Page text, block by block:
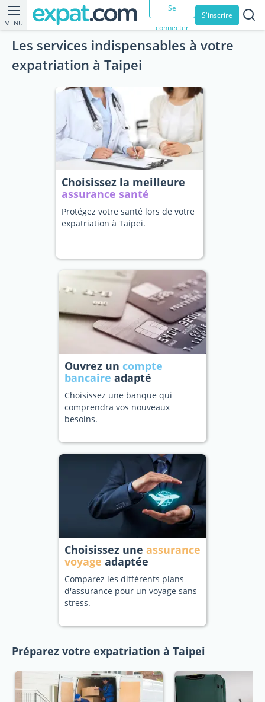
MENU
Se
connecter
S'inscrire
Les services indispensables à votre
expatriation à Taipei
Choisissez la meilleure
assurance santé
Protégez votre santé lors de votre
expatriation à Taipei.
Ouvrez un compte
bancaire adapté
Choisissez une banque qui
comprendra vos nouveaux
besoins.
Choisissez une assurance
voyage adaptée
Comparez les différents plans
d'assurance pour un voyage sans
stress.
Préparez votre expatriation à Taipei